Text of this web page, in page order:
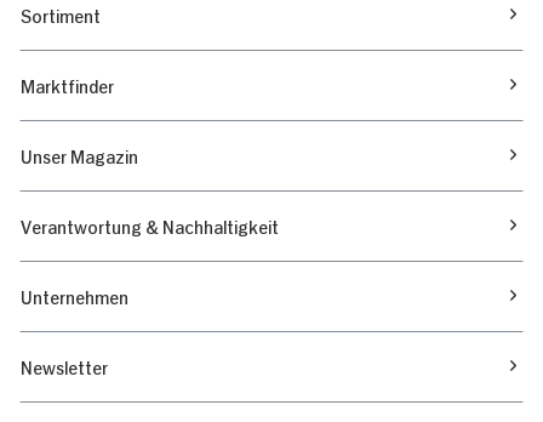
Sortiment
Marktfinder
Unser Magazin
Verantwortung & Nachhaltigkeit
Unternehmen
Newsletter